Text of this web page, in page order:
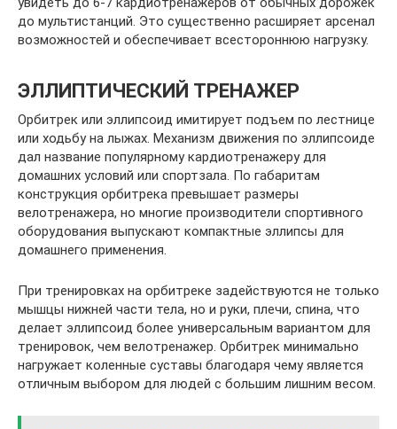
до мультистанций. Это существенно расширяет арсенал
возможностей и обеспечивает всестороннюю нагрузку.
ЭЛЛИПТИЧЕСКИЙ ТРЕНАЖЕР
Орбитрек или эллипсоид имитирует подъем по лестнице
или ходьбу на лыжах. Механизм движения по эллипсоиде
дал название популярному кардиотренажеру для
домашних условий или спортзала. По габаритам
конструкция орбитрека превышает размеры
велотренажера, но многие производители спортивного
оборудования выпускают компактные эллипсы для
домашнего применения.
При тренировках на орбитреке задействуются не только
мышцы нижней части тела, но и руки, плечи, спина, что
делает эллипсоид более универсальным вариантом для
тренировок, чем велотренажер. Орбитрек минимально
нагружает коленные суставы благодаря чему является
отличным выбором для людей с большим лишним весом.